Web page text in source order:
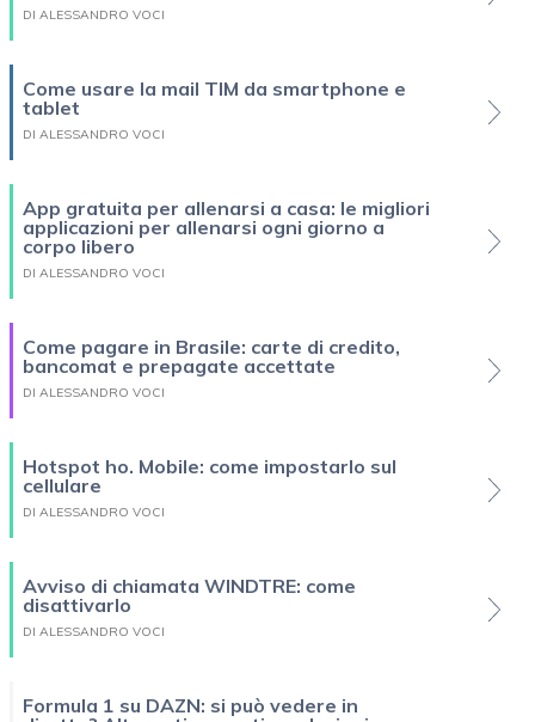
DI ALESSANDRO VOCI
Come usare la mail TIM da smartphone e
tablet
DI ALESSANDRO VOCI
App gratuita per allenarsi a casa: le migliori
applicazioni per allenarsi ogni giorno a
corpo libero
DI ALESSANDRO VOCI
Come pagare in Brasile: carte di credito,
bancomat e prepagate accettate
DI ALESSANDRO VOCI
Hotspot ho. Mobile: come impostarlo sul
cellulare
DI ALESSANDRO VOCI
Avviso di chiamata WINDTRE: come
disattivarlo
DI ALESSANDRO VOCI
Formula 1 su DAZN: si può vedere in